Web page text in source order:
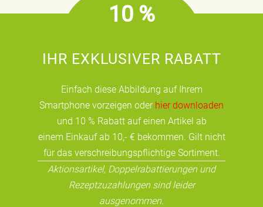
10 %
IHR EXKLUSIVER RABATT
Einfach diese Abbildung auf Ihrem
Smartphone vorzeigen oder hier downloaden
und 10 % Rabatt auf einen Artikel ab
einem Einkauf ab 10,- € bekommen. Gilt nicht
für das verschreibungspflichtige Sortiment.
Aktionsartikel, Doppelrabattierungen und
Rezeptzuzahlungen sind leider
ausgenommen.